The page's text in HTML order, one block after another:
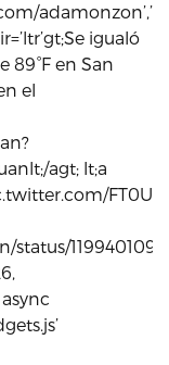
igualó
89°F en San
el
agt; lt;a